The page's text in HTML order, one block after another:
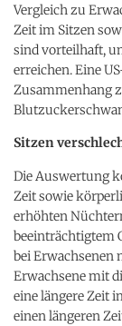
Vergleich zu
Zeit im Sitzen
sind vorteilhaft,
erreichen. Eine
Zusammenhang
Sitzen
Die Auswertung
Zeit sowie
erhöhten
beeinträchtigtem
bei Erwachsenen
Erwachsene mit
eine längere Zeit
einen längeren